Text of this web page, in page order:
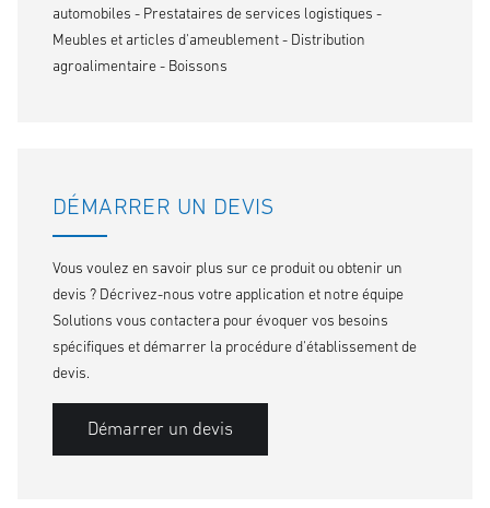
automobiles - Prestataires de services logistiques -
Meubles et articles d'ameublement - Distribution
agroalimentaire - Boissons
DÉMARRER UN DEVIS
Vous voulez en savoir plus sur ce produit ou obtenir un
devis ? Décrivez-nous votre application et notre équipe
Solutions vous contactera pour évoquer vos besoins
spécifiques et démarrer la procédure d'établissement de
devis.
Démarrer un devis